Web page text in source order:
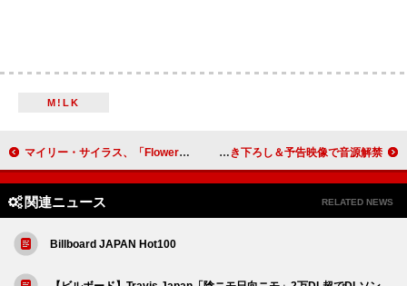
M!LK
マイリー・サイラス、「Flowers」めぐるブルーノ・マーズ楽曲との訴訟棄却を要請「こうした言葉は誰かが所有できるものではない」 キタニタツヤ、TVアニメ『日本三國』OPテーマ「火種」書き下ろし＆予告映像で音源解禁
関連ニュース RELATED NEWS
Billboard JAPAN Hot100